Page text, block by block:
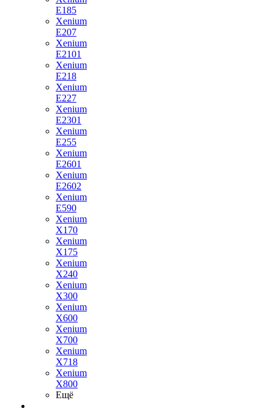
E185
Xenium
E207
Xenium
E2101
Xenium
E218
Xenium
E227
Xenium
E2301
Xenium
E255
Xenium
E2601
Xenium
E2602
Xenium
E590
Xenium
X170
Xenium
X175
Xenium
X240
Xenium
X300
Xenium
X600
Xenium
X700
Xenium
X718
Xenium
X800
Ещё